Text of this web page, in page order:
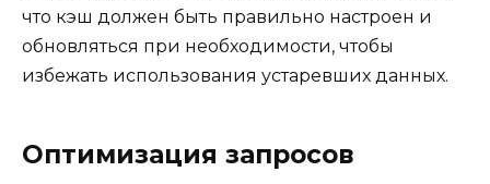
что кэш должен быть правильно настроен и
обновляться при необходимости, чтобы
избежать использования устаревших данных.
Оптимизация запросов